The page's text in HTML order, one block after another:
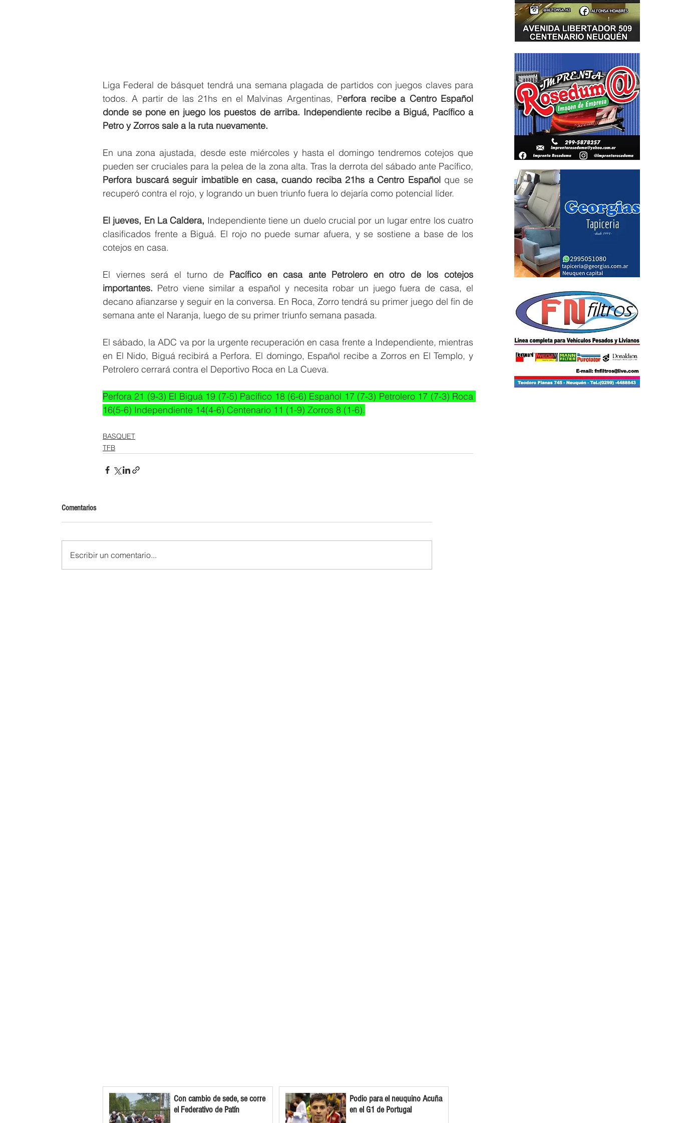
Liga Federal de básquet tendrá una semana plagada de partidos con juegos claves para
todos. A partir de las 21hs en el Malvinas Argentinas, Perfora recibe a Centro Español
donde se pone en juego los puestos de arriba. Independiente recibe a Biguá, Pacífico a
Petro y Zorros sale a la ruta nuevamente.
En una zona ajustada, desde este miércoles y hasta el domingo tendremos cotejos que
Perfora buscará seguir imbatible en casa, cuando reciba 21hs a Centro Español que se
recuperó contra el rojo, y logrando un buen triunfo fuera lo dejaría como potencial líder.
El jueves, En La Caldera, Independiente tiene un duelo crucial por un lugar entre los cuatro
clasificados frente a Biguá. El rojo no puede sumar afuera, y se sostiene a base de los
cotejos en casa.
El viernes será el turno de Pacífico en casa ante Petrolero en otro de los cotejos
importantes. Petro viene similar a español y necesita robar un juego fuera de casa, el
decano afianzarse y seguir en la conversa. En Roca, Zorro tendrá su primer juego del fin de
semana ante el Naranja, luego de su primer triunfo semana pasada.
El sábado, la ADC va por la urgente recuperación en casa frente a Independiente, mientras
en El Nido, Biguá recibirá a Perfora. El domingo, Español recibe a Zorros en El Templo, y
Petrolero cerrará contra el Deportivo Roca en La Cueva.
Perfora 21 (9-3) El Biguá 19 (7-5) Pacífico 18 (6-6) Español 17 (7-3) Petrolero 17 (7-3) Roca
16(5-6) Independiente 14(4-6) Centenario 11 (1-9) Zorros 8 (1-6).
BASQUET
TFB
Comentarios
Escribir un comentario...
Con cambio de sede, se corre
el Federativo de Patín
Podio para el neuquino Acuña
en el G1 de Portugal